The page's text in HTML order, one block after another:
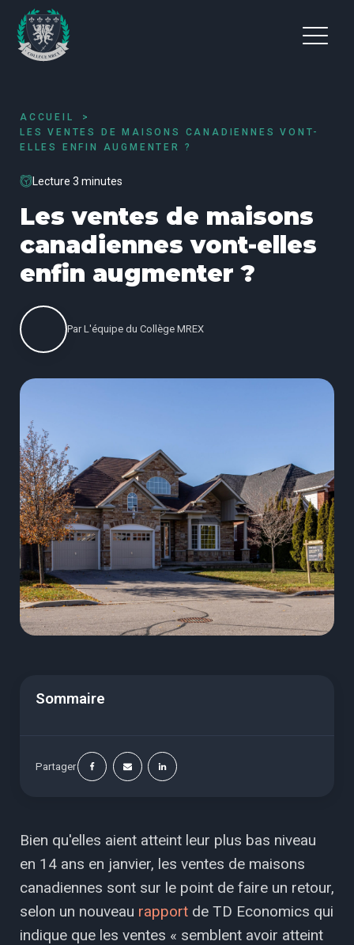
ACCUEIL
LES VENTES DE MAISONS CANADIENNES VONT-
ELLES ENFIN AUGMENTER ?
Lecture 3 minutes
Les ventes de maisons
canadiennes vont-elles
enfin augmenter ?
Par L'équipe du Collège MREX
Sommaire
Partager
Bien qu'elles aient atteint leur plus bas niveau
en 14 ans en janvier, les ventes de maisons
canadiennes sont sur le point de faire un retour,
selon un nouveau rapport de TD Economics qui
indique que les ventes « semblent avoir atteint